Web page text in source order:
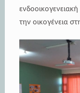
την οικογένεια